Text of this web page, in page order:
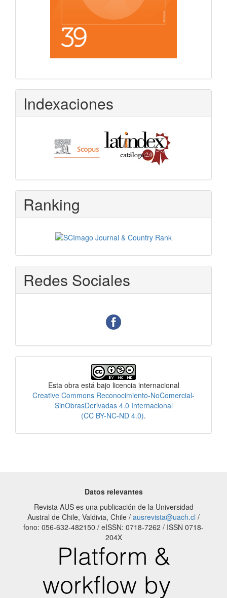
Indexaciones
Ranking
Redes Sociales
Esta obra está bajo licencia internacional
Creative Commons Reconocimiento-NoComercial-
SinObrasDerivadas 4.0 Internacional
(CC BY-NC-ND 4.0).
Datos relevantes
Revista AUS es una publicación de la Universidad
Austral de Chile, Valdivia, Chile / ausrevista@uach.cl /
fono: 056-632-482150 / eISSN: 0718-7262 / ISSN 0718-
204X